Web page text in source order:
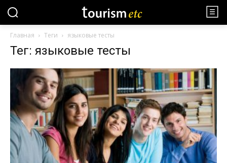
Главная Теги языковые тесты
Тег: языковые тесты